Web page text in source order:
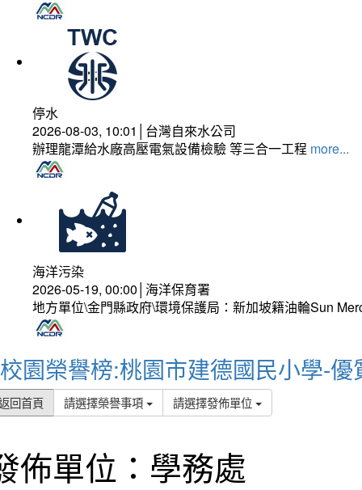
停水
2026-08-03, 10:01│台灣自來水公司
辦理龍潭給水廠高壓電氣設備檢驗 等三合一工程 more...
海洋污染
2026-05-19, 00:00│海洋保育署
地方單位\金門縣政府\環境保護局：新加坡籍油輪Sun
校園榮譽榜:桃園市建德國民小學-優
回首頁 請選擇榮譽事項 請選擇發佈單位
佈單位：學務處